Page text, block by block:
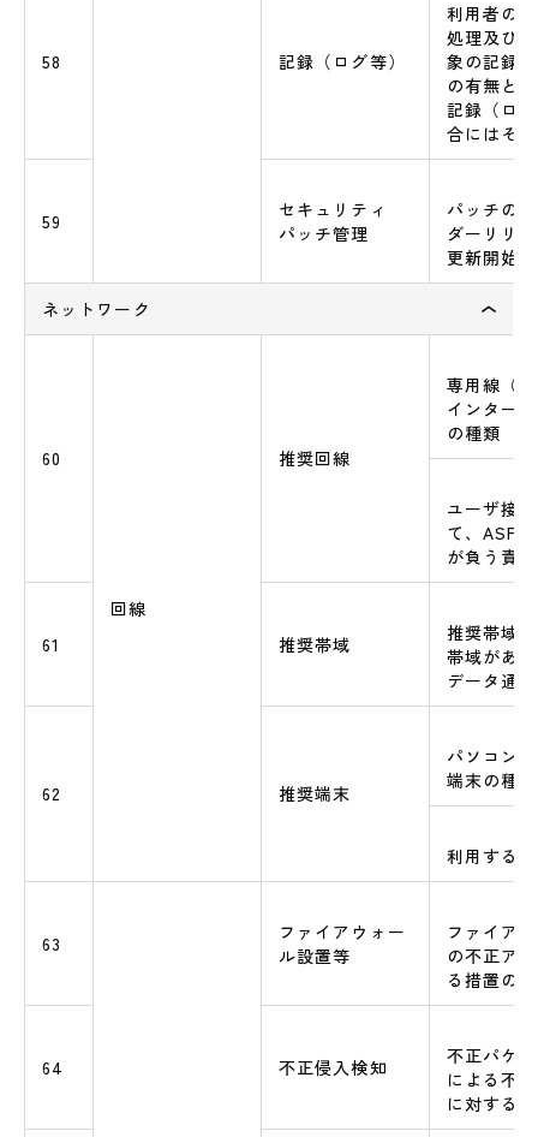
58 記録（ログ等）
利用者の
処理及び
象の記録
の有無と、
記録（ロ
合にはそ
59
セキュリティ
パッチ管理
パッチの
ダーリリ
更新開始
ネットワーク
60
回線
推奨回線
専用線（
インター
の種類
ユーザ接
て、ASP
が負う責
61 推奨帯域
推奨帯域
帯域があ
データ通
62 推奨端末
パソコン
端末の種
利用する
63
ファイアウォー
ル設置等
ファイア
の不正ア
る措置の
64 不正侵入検知
不正パケ
による不
に対する